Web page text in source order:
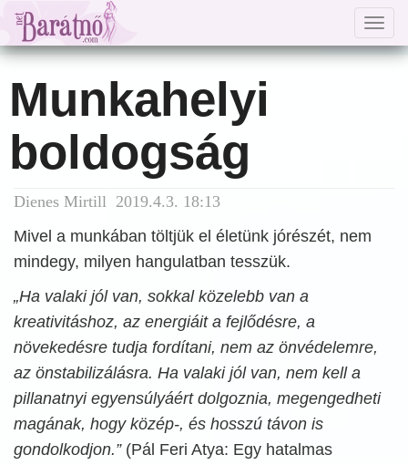
Munkahelyi
boldogság
Dienes Mirtill 2019.4.3. 18:13
Mivel a munkában töltjük el életünk jórészét, nem
mindegy, milyen hangulatban tesszük.
„Ha valaki jól van, sokkal közelebb van a
kreativitáshoz, az energiáit a fejlődésre, a
növekedésre tudja fordítani, nem az önvédelemre,
az önstabilizálásra. Ha valaki jól van, nem kell a
pillanatnyi egyensúlyáért dolgoznia, megengedheti
magának, hogy közép-, és hosszú távon is
gondolkodjon.”(Pál Feri Atya: Egy hatalmas